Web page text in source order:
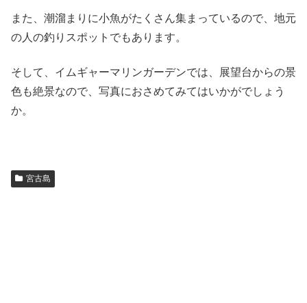
また、潮溜まりに小魚がたくさん集まっているので、地元
の人の釣りスポットでもあります。
そして、イムギャーマリンガーデンでは、展望台からの景
色も絶景なので、写真におさめてみてはいかがでしょう
か。
宮古島